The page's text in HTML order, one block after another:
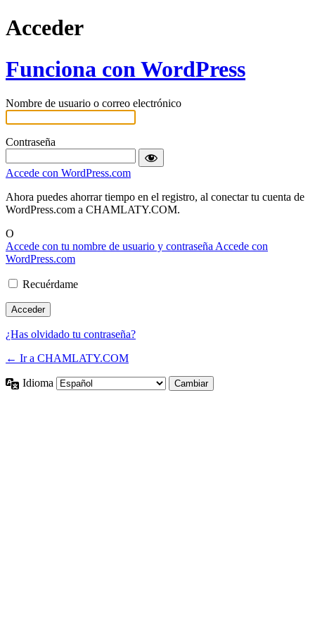
Acceder
Funciona con WordPress
Nombre de usuario o correo electrónico
Contraseña
Accede con WordPress.com
Ahora puedes ahorrar tiempo en el registro, al conectar tu cuenta de
WordPress.com a CHAMLATY.COM.
O
Accede con tu nombre de usuario y contraseña Accede con
WordPress.com
Recuérdame
¿Has olvidado tu contraseña?
← Ir a CHAMLATY.COM
Idioma